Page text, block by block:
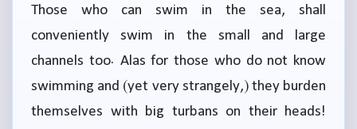
Those who can swim in the sea, shall
conveniently swim in the small and large
channels too. Alas for those who do not know
swimming and (yet very strangely,) they burden
themselves with big turbans on their heads!